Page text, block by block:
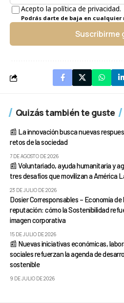
Acepto la política de privacidad.
Podrás darte de baja en cualquier
Suscribirme
Quizás también te guste
📰 La innovación busca nuevas
retos de la sociedad
7 DE AGOSTO DE 2026
📰 Voluntariado, ayuda humanitaria y
tres desafíos que movilizan a América
23 DE JULIO DE 2026
Dosier Corresponsables – Economía de
reputación: cómo la Sostenibilidad
imagen corporativa
15 DE JULIO DE 2026
📰 Nuevas iniciativas económicas,
sociales refuerzan la agenda de
sostenible
9 DE JULIO DE 2026